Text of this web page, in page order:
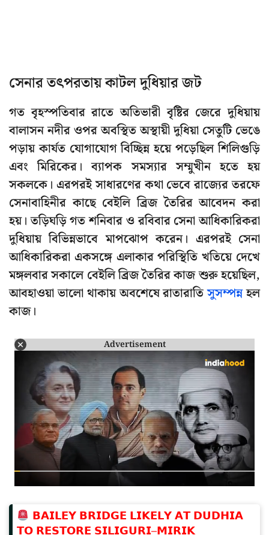
সেনার তৎপরতায় কাটল দুধিয়ার জট
গত বৃহস্পতিবার রাতে অতিভারী বৃষ্টির জেরে দুধিয়ায়
বালাসন নদীর ওপর অবস্থিত অস্থায়ী দুধিয়া সেতুটি ভেঙে
পড়ায় কার্যত যোগাযোগ বিচ্ছিন্ন হয়ে পড়েছিল শিলিগুড়ি
এবং মিরিকের। ব্যাপক সমস্যার সম্মুখীন হতে হয়
সকলকে। এরপরই সাধারণের কথা ভেবে রাজ্যের তরফে
সেনাবাহিনীর কাছে বেইলি ব্রিজ তৈরির আবেদন করা
হয়। তড়িঘড়ি গত শনিবার ও রবিবার সেনা আধিকারিকরা
দুধিয়ায় বিভিন্নভাবে মাপঝোপ করেন। এরপরই সেনা
আধিকারিকরা একসঙ্গে এলাকার পরিস্থিতি খতিয়ে দেখে
মঙ্গলবার সকালে বেইলি ব্রিজ তৈরির কাজ শুরু হয়েছিল,
আবহাওয়া ভালো থাকায় অবশেষে রাতারাতিসুসম্পন্নহল
কাজ।
Advertisement
𝗕𝗔𝗜𝗟𝗘𝗬 𝗕𝗥𝗜𝗗𝗚𝗘 𝗟𝗜𝗞𝗘𝗟𝗬 𝗔𝗧 𝗗𝗨𝗗𝗛𝗜𝗔
𝗧𝗢 𝗥𝗘𝗦𝗧𝗢𝗥𝗘 𝗦𝗜𝗟𝗜𝗚𝗨𝗥𝗜–𝗠𝗜𝗥𝗜𝗞